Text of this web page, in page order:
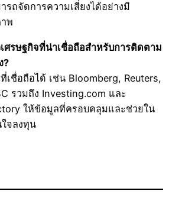
รถจัดการความเสี่ยงได้อย่างมี
พ
ศรษฐกิจที่น่าเชื่อถือสำหรับการติดตาม
?
เชื่อถือได้ เช่น Bloomberg, Reuters,
รวมถึง Investing.com และ
ให้ข้อมูลที่ครอบคลุมและช่วยใน
จลงทุน